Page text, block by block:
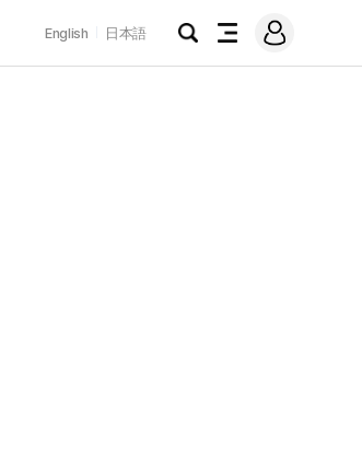
English 日本語
검
전
메
그